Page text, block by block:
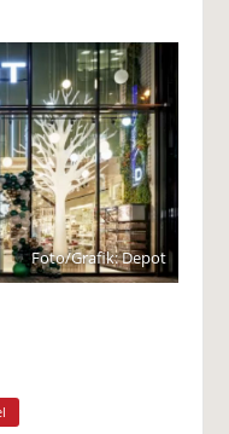
Foto/Grafik: Depot